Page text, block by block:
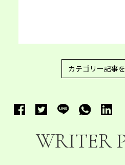
カテゴリー記事
WRITER